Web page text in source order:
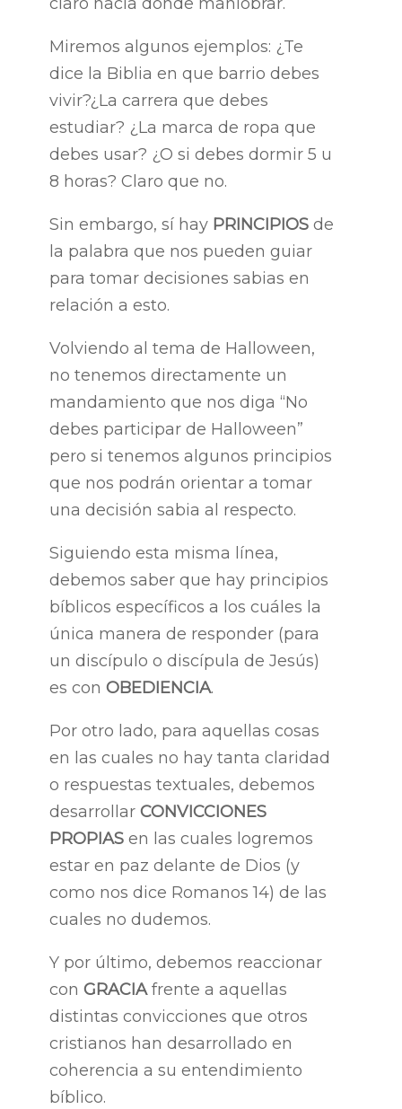
Miremos algunos ejemplos: ¿Te
dice la Biblia en que barrio debes
vivir?¿La carrera que debes
estudiar? ¿La marca de ropa que
debes usar? ¿O si debes dormir 5 u
8 horas? Claro que no.
Sin embargo, sí hay PRINCIPIOS de
la palabra que nos pueden guiar
para tomar decisiones sabias en
relación a esto.
Volviendo al tema de Halloween,
no tenemos directamente un
mandamiento que nos diga “No
debes participar de Halloween”
pero si tenemos algunos principios
que nos podrán orientar a tomar
una decisión sabia al respecto.
Siguiendo esta misma línea,
debemos saber que hay principios
bíblicos específicos a los cuáles la
única manera de responder (para
un discípulo o discípula de Jesús)
es conOBEDIENCIA.
Por otro lado, para aquellas cosas
en las cuales no hay tanta claridad
o respuestas textuales, debemos
desarrollar CONVICCIONES
PROPIAS en las cuales logremos
estar en paz delante de Dios (y
como nos dice Romanos 14) de las
cuales no dudemos.
Y por último, debemos reaccionar
conGRACIAfrente a aquellas
distintas convicciones que otros
cristianos han desarrollado en
coherencia a su entendimiento
bíblico.